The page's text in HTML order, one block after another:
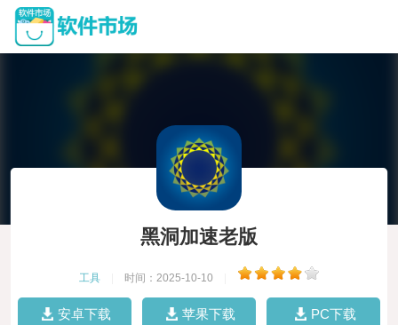
黑洞加速老版
工具 时间：2025-10-10
安卓下载 苹果下载 PC下载